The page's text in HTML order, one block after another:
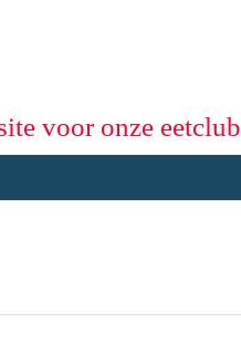
voor onze eetclub